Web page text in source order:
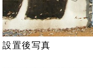
設置後写真